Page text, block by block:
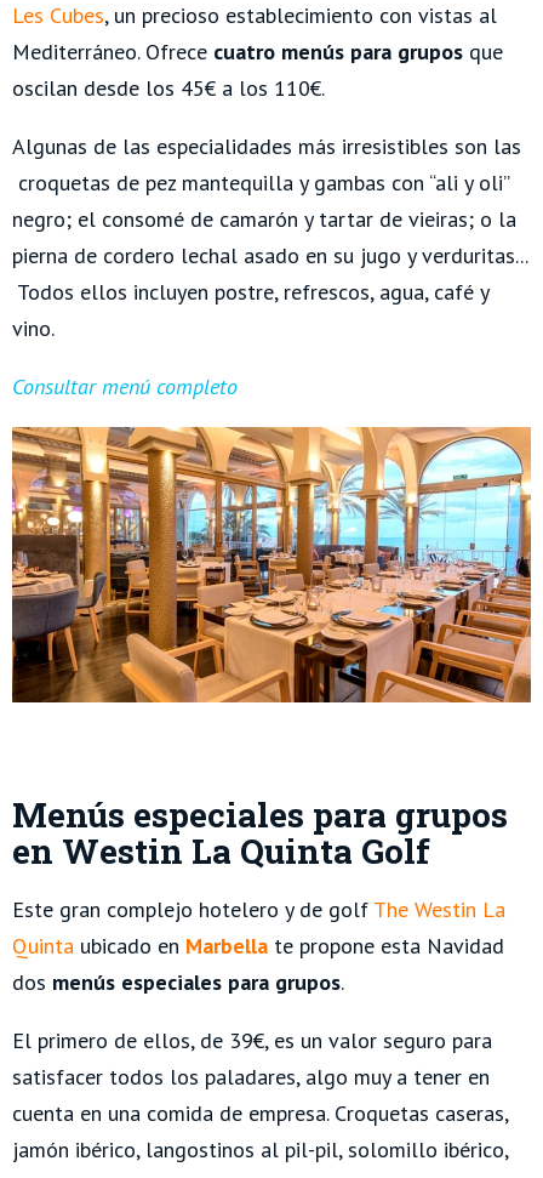
Les Cubes, un precioso establecimiento con vistas al
Mediterráneo. Ofrece cuatro menús para grupos que
oscilan desde los 45€ a los 110€.
Algunas de las especialidades más irresistibles son las
croquetas de pez mantequilla y gambas con “ali y oli”
negro; el consomé de camarón y tartar de vieiras; o la
pierna de cordero lechal asado en su jugo y verduritas...
Todos ellos incluyen postre, refrescos, agua, café y
vino.
Consultar menú completo
Menús especiales para grupos
en Westin La Quinta Golf
Este gran complejo hotelero y de golf The Westin La
Quinta ubicado en Marbella te propone esta Navidad
dos menús especiales para grupos.
El primero de ellos, de 39€, es un valor seguro para
satisfacer todos los paladares, algo muy a tener en
cuenta en una comida de empresa. Croquetas caseras,
jamón ibérico, langostinos al pil-pil, solomillo ibérico,